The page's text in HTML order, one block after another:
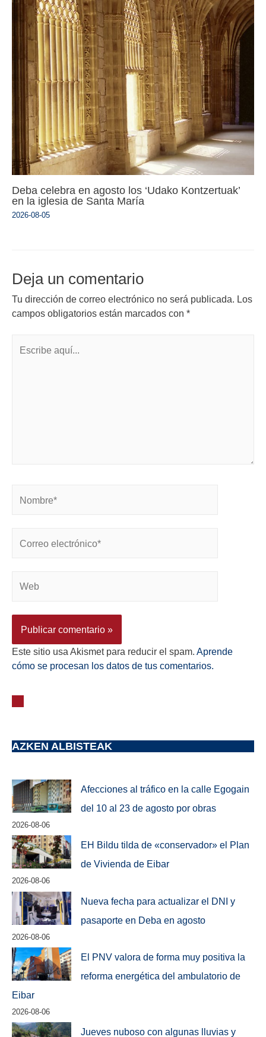
Deba celebra en agosto los ‘Udako Kontzertuak’
en la iglesia de Santa María
2026-08-05
Deja un comentario
Tu dirección de correo electrónico no será publicada. Los
campos obligatorios están marcados con *
Este sitio usa Akismet para reducir el spam. Aprende
cómo se procesan los datos de tus comentarios.
AZKEN ALBISTEAK
Afecciones al tráfico en la calle Egogain
del 10 al 23 de agosto por obras
2026-08-06
EH Bildu tilda de «conservador» el Plan
de Vivienda de Eibar
2026-08-06
Nueva fecha para actualizar el DNI y
pasaporte en Deba en agosto
2026-08-06
El PNV valora de forma muy positiva la
reforma energética del ambulatorio de
Eibar
2026-08-06
Jueves nuboso con algunas lluvias y